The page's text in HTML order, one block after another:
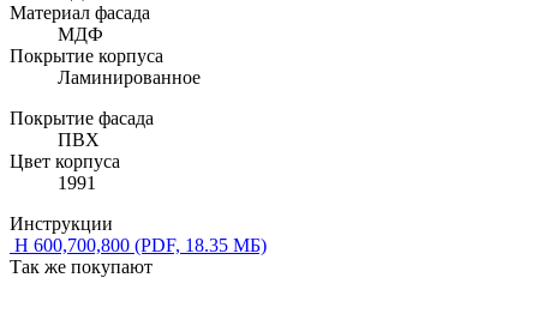
Материал фасада
МДФ
Покрытие корпуса
Ламинированное
Покрытие фасада
ПВХ
Цвет корпуса
1991
Инструкции
Н 600,700,800 (PDF, 18.35 МБ)
Так же покупают